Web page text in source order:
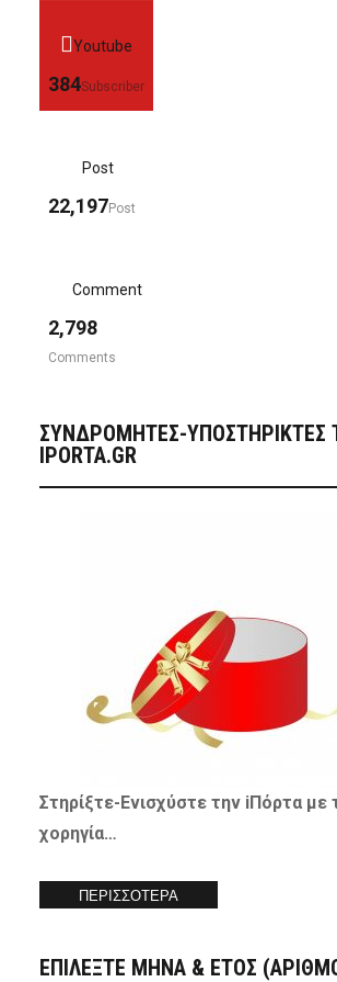
Youtube
384Subscriber
Post
22,197Post
Comment
2,798
Comments
ΣΥΝΔΡΟΜΗΤΈΣ-ΥΠΟΣΤΗΡΙΚΤΈΣ
IPORTA.GR
Στηρίξτε-Ενισχύστετην iΠόρτα με
χορηγία…
ΠΕΡΙΣΣΟΤΕΡΑ
ΕΠΙΛΕΞΤΕ ΜΗΝΑ & ΕΤΟΣ